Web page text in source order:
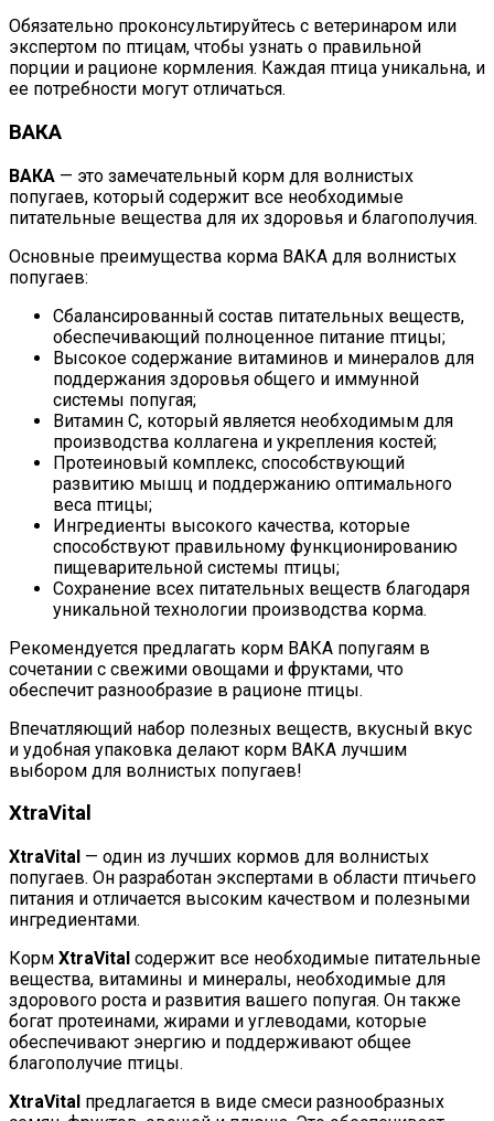
Обязательно проконсультируйтесь с ветеринаром или
экспертом по птицам, чтобы узнать о правильной
порции и рационе кормления. Каждая птица уникальна, и
ее потребности могут отличаться.
ВАКА
ВАКА — это замечательный корм для волнистых
попугаев, который содержит все необходимые
питательные вещества для их здоровья и благополучия.
Основные преимущества корма ВАКА для волнистых
попугаев:
Сбалансированный состав питательных веществ,
обеспечивающий полноценное питание птицы;
Высокое содержание витаминов и минералов для
поддержания здоровья общего и иммунной
системы попугая;
Витамин С, который является необходимым для
производства коллагена и укрепления костей;
Протеиновый комплекс, способствующий
развитию мышц и поддержанию оптимального
веса птицы;
Ингредиенты высокого качества, которые
способствуют правильному функционированию
пищеварительной системы птицы;
Сохранение всех питательных веществ благодаря
уникальной технологии производства корма.
Рекомендуется предлагать корм ВАКА попугаям в
сочетании с свежими овощами и фруктами, что
обеспечит разнообразие в рационе птицы.
Впечатляющий набор полезных веществ, вкусный вкус
и удобная упаковка делают корм ВАКА лучшим
выбором для волнистых попугаев!
XtraVital
XtraVital — один из лучших кормов для волнистых
попугаев. Он разработан экспертами в области птичьего
питания и отличается высоким качеством и полезными
ингредиентами.
Корм XtraVital содержит все необходимые питательные
вещества, витамины и минералы, необходимые для
здорового роста и развития вашего попугая. Он также
богат протеинами, жирами и углеводами, которые
обеспечивают энергию и поддерживают общее
благополучие птицы.
XtraVital предлагается в виде смеси разнообразных